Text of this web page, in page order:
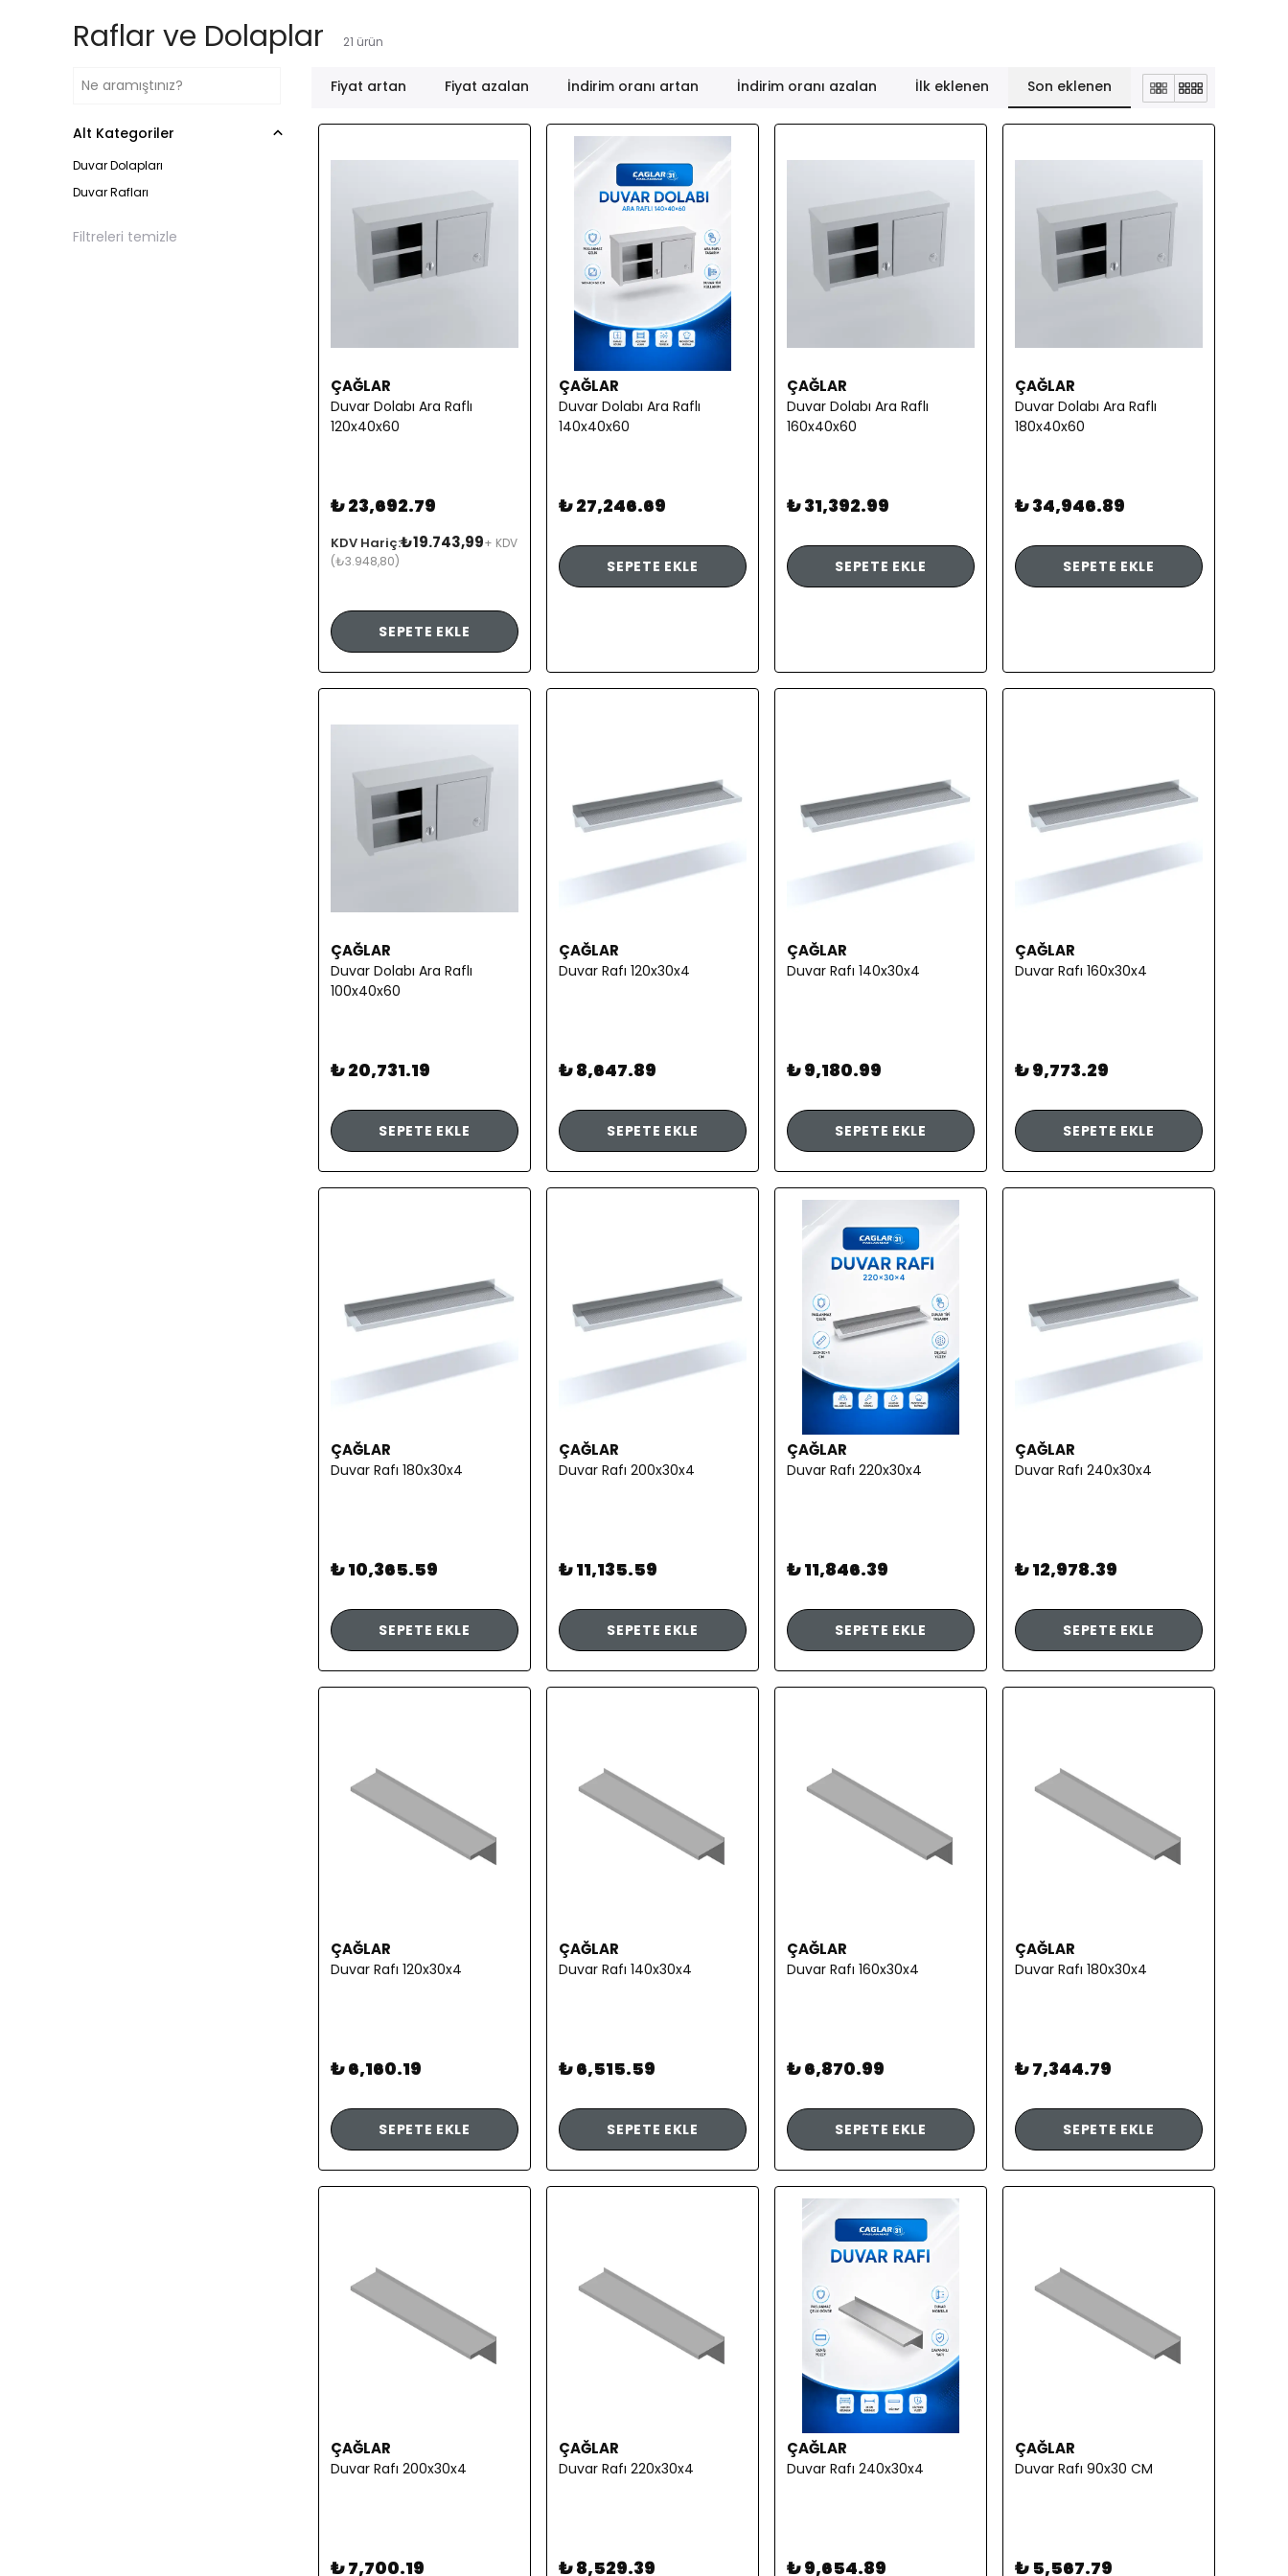
Raflar ve Dolaplar 21 ürün
Fiyat artan Fiyat azalan İndirim oranı artan İndirim oranı azalan İlk eklenen Son eklenen
Alt Kategoriler
Duvar Dolapları
Duvar Rafları
Filtreleri temizle
ÇAĞLAR
Duvar Dolabı Ara Raflı
120x40x60
₺ 23,692.79
KDV Hariç:₺19.743,99+ KDV
(₺3.948,80)
SEPETE EKLE
ÇAĞLAR
Duvar Dolabı Ara Raflı
140x40x60
₺ 27,246.69
SEPETE EKLE
ÇAĞLAR
Duvar Dolabı Ara Raflı
160x40x60
₺ 31,392.99
SEPETE EKLE
ÇAĞLAR
Duvar Dolabı Ara Raflı
180x40x60
₺ 34,946.89
SEPETE EKLE
ÇAĞLAR
Duvar Dolabı Ara Raflı
100x40x60
₺ 20,731.19
SEPETE EKLE
ÇAĞLAR
Duvar Rafı 120x30x4
₺ 8,647.89
SEPETE EKLE
ÇAĞLAR
Duvar Rafı 140x30x4
₺ 9,180.99
SEPETE EKLE
ÇAĞLAR
Duvar Rafı 160x30x4
₺ 9,773.29
SEPETE EKLE
ÇAĞLAR
Duvar Rafı 180x30x4
₺ 10,365.59
SEPETE EKLE
ÇAĞLAR
Duvar Rafı 200x30x4
₺ 11,135.59
SEPETE EKLE
ÇAĞLAR
Duvar Rafı 220x30x4
₺ 11,846.39
SEPETE EKLE
ÇAĞLAR
Duvar Rafı 240x30x4
₺ 12,978.39
SEPETE EKLE
ÇAĞLAR
Duvar Rafı 120x30x4
₺ 6,160.19
SEPETE EKLE
ÇAĞLAR
Duvar Rafı 140x30x4
₺ 6,515.59
SEPETE EKLE
ÇAĞLAR
Duvar Rafı 160x30x4
₺ 6,870.99
SEPETE EKLE
ÇAĞLAR
Duvar Rafı 180x30x4
₺ 7,344.79
SEPETE EKLE
ÇAĞLAR
Duvar Rafı 200x30x4
₺ 7,700.19
ÇAĞLAR
Duvar Rafı 220x30x4
₺ 8,529.39
ÇAĞLAR
Duvar Rafı 240x30x4
₺ 9,654.89
ÇAĞLAR
Duvar Rafı 90x30 CM
₺ 5,567.79